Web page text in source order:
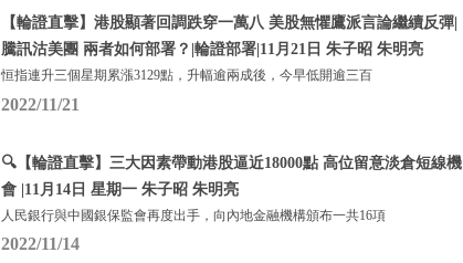
【輪證直擊】港股顯著回調跌穿一萬八 美股無懼鷹派言論繼續反彈|
騰訊沽美團 兩者如何部署？|輪證部署|11月21日 朱子昭 朱明亮
恒指連升三個星期累漲3129點，升幅逾兩成後，今早低開逾三百
2022/11/21
🔍【輪證直擊】三大因素帶動港股逼近18000點 高位留意淡倉短線機
會 |11月14日 星期一 朱子昭 朱明亮
人民銀行與中國銀保監會再度出手，向內地金融機構頒布一共16項
2022/11/14